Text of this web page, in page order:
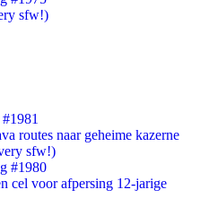
sfw!)
routes naar geheime kazerne
sfw!)
#1980
cel voor afpersing 12-jarige